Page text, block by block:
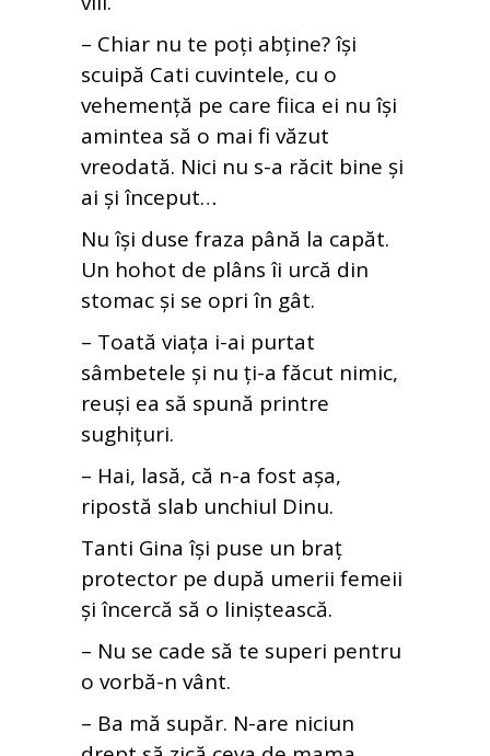
– Chiar nu te poți abține? își
scuipă Cati cuvintele, cu o
vehemență pe care fiica ei nu își
amintea să o mai fi văzut
vreodată. Nici nu s-a răcit bine și
ai și început…
Nu își duse fraza până la capăt.
Un hohot de plâns îi urcă din
stomac și se opri în gât.
– Toată viața i-ai purtat
sâmbetele și nu ți-a făcut nimic,
reuși ea să spună printre
sughițuri.
– Hai, lasă, că n-a fost așa,
ripostă slab unchiul Dinu.
Tanti Gina își puse un braț
protector pe după umerii femeii
și încercă să o liniștească.
– Nu se cade să te superi pentru
o vorbă-n vânt.
– Ba mă supăr. N-are niciun